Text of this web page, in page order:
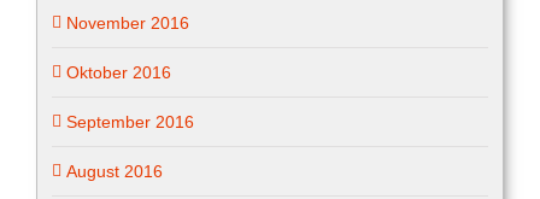
November 2016
Oktober 2016
September 2016
August 2016